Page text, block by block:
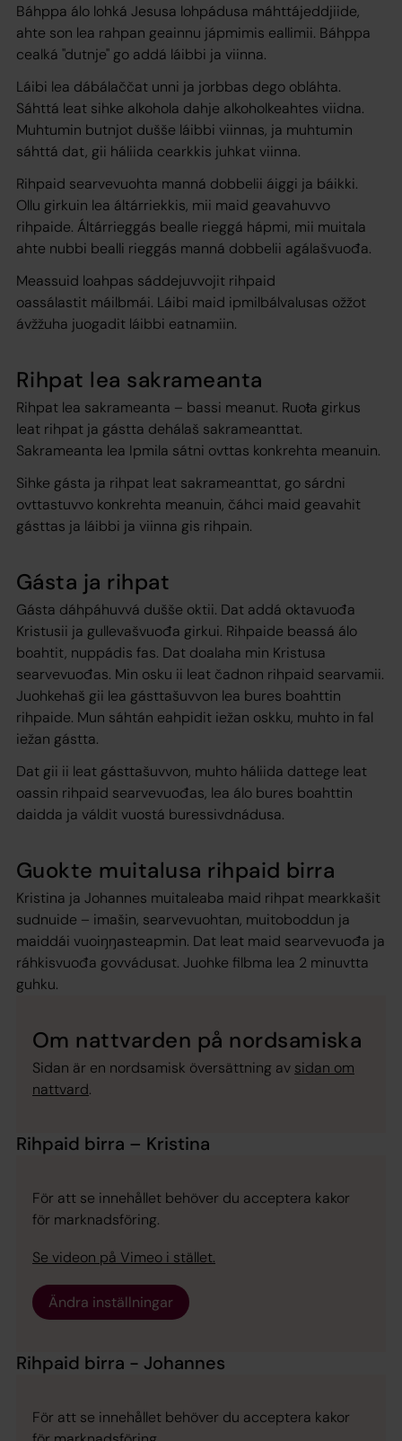
Báhppa álo lohká Jesusa lohpádusa máhttájeddjiide,
ahte son lea rahpan geainnu jápmimis eallimii. Báhppa
cealká "dutnje" go addá láibbi ja viinna.
Láibi lea dábálaččat unni ja jorbbas dego obláhta.
Sáhttá leat sihke alkohola dahje alkoholkeahtes viidna.
Muhtumin butnjot dušše láibbi viinnas, ja muhtumin
sáhttá dat, gii háliida cearkkis juhkat viinna.
Rihpaid searvevuohta manná dobbelii áiggi ja báikki.
Ollu girkuin lea áltárriekkis, mii maid geavahuvvo
rihpaide. Áltárrieggás bealle rieggá hápmi, mii muitala
ahte nubbi bealli rieggás manná dobbelii agálašvuođa.
Meassuid loahpas sáddejuvvojit rihpaid
oassálastit máilbmái. Láibi maid ipmilbálvalusas ožžot
ávžžuha juogadit láibbi eatnamiin.
Rihpat lea sakrameanta
Rihpat lea sakrameanta – bassi meanut. Ruoŧa girkus
leat rihpat ja gástta dehálaš sakrameanttat.
Sakrameanta lea Ipmila sátni ovttas konkrehta meanuin.
Sihke gásta ja rihpat leat sakrameanttat, go sárdni
ovttastuvvo konkrehta meanuin, čáhci maid geavahit
gásttas ja láibbi ja viinna gis rihpain.
Gásta ja rihpat
Gásta dáhpáhuvvá dušše oktii. Dat addá oktavuođa
Kristusii ja gullevašvuođa girkui. Rihpaide beassá álo
boahtit, nuppádis fas. Dat doalaha min Kristusa
searvevuođas. Min osku ii leat čadnon rihpaid searvamii.
Juohkehaš gii lea gásttašuvvon lea bures boahttin
rihpaide. Mun sáhtán eahpidit iežan oskku, muhto in fal
iežan gástta.
Dat gii ii leat gásttašuvvon, muhto háliida dattege leat
oassin rihpaid searvevuođas, lea álo bures boahttin
daidda ja váldit vuostá buressivdnádusa.
Guokte muitalusa rihpaid birra
Kristina ja Johannes muitaleaba maid rihpat mearkkašit
sudnuide – imašin, searvevuohtan, muitoboddun ja
maiddái vuoiŋŋasteapmin. Dat leat maid searvevuođa ja
ráhkisvuođa govvádusat. Juohke filbma lea 2 minuvtta
guhku.
Om nattvarden på nordsamiska
Sidan är en nordsamisk översättning av sidan om
nattvard.
Rihpaid birra – Kristina
För att se innehållet behöver du acceptera kakor
för marknadsföring.
Se videon på Vimeo i stället.
Ändra inställningar
Rihpaid birra - Johannes
För att se innehållet behöver du acceptera kakor